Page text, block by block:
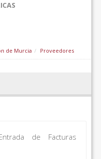
de Murcia Proveedores
de Facturas